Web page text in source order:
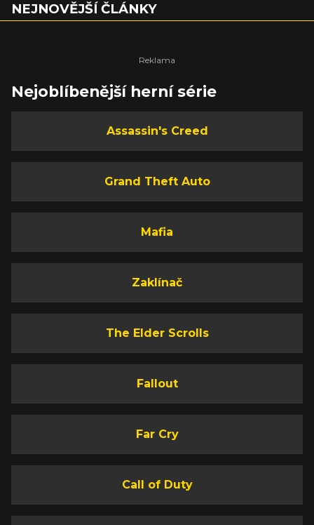
NEJNOVĚJŠÍ ČLÁNKY
Nejoblíbenější herní série
Assassin's Creed
Grand Theft Auto
Mafia
Zaklínač
The Elder Scrolls
Fallout
Far Cry
Call of Duty